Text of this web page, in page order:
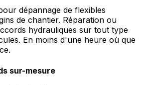
dépannage de flexibles
de chantier. Réparation ou
hydrauliques sur tout type
En moins d'une heure où que
sur-mesure